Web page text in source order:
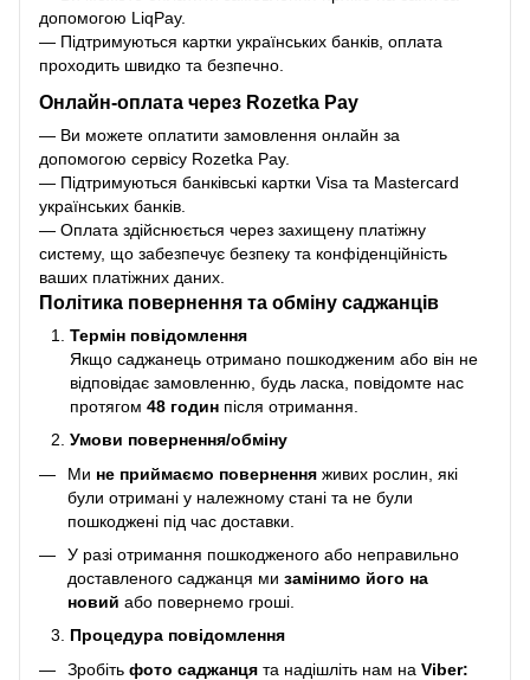
допомогою LiqPay.
— Підтримуються картки українських банків, оплата
проходить швидко та безпечно.
Онлайн-оплата через Rozetka Pay
— Ви можете оплатити замовлення онлайн за
допомогою сервісу Rozetka Pay.
— Підтримуються банківські картки Visa та Mastercard
українських банків.
— Оплата здійснюється через захищену платіжну
систему, що забезпечує безпеку та конфіденційність
ваших платіжних даних.
Політика повернення та обміну саджанців
Термін повідомлення
Якщо саджанець отримано пошкодженим або він не
відповідає замовленню, будь ласка, повідомте нас
протягом 48 годин після отримання.
Умови повернення/обміну
Ми не приймаємо повернення живих рослин, які
були отримані у належному стані та не були
пошкоджені під час доставки.
У разі отримання пошкодженого або неправильно
доставленого саджанця ми замінимо його на
новий або повернемо гроші.
Процедура повідомлення
Зробіть фото саджанця та надішліть нам на Viber: